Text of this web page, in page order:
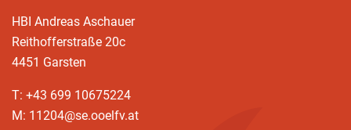
HBI Andreas Aschauer
Reithofferstraße 20c
4451 Garsten
T: ‭+43 699 10675224‬
M: 11204@se.ooelfv.at